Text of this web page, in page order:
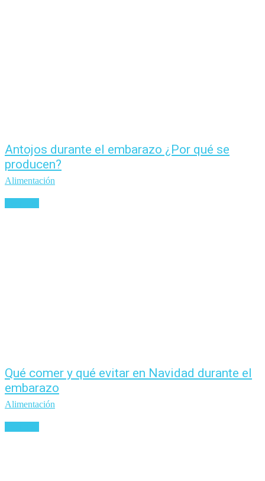
Antojos durante el embarazo ¿Por qué se
producen?
Alimentación
Qué comer y qué evitar en Navidad durante el
embarazo
Alimentación